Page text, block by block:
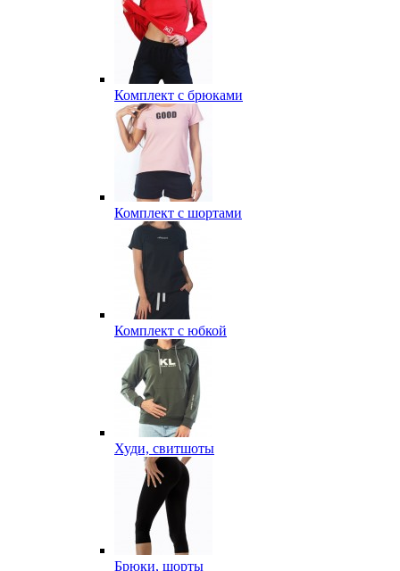
Комплект с брюками
Комплект с шортами
Комплект с юбкой
Худи, свитшоты
Брюки, шорты